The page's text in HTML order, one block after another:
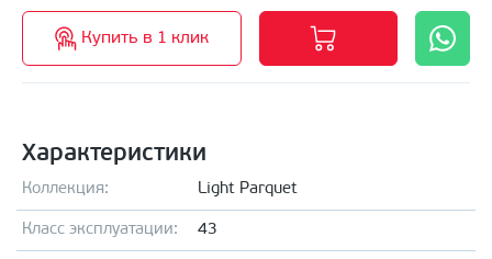
Купить в 1 клик
Характеристики
Коллекция: Light Parquet
Класс эксплуатации: 43